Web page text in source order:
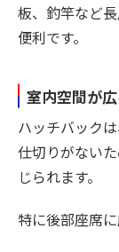
板、釣竿など
便利です。
室内空間が
ハッチバック
仕切りがない
じられます。
特に後部座席